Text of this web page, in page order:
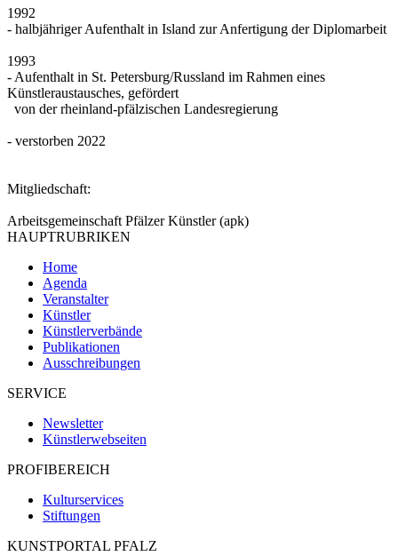
1992
- halbjähriger Aufenthalt in Island zur Anfertigung der Diplomarbeit
1993
- Aufenthalt in St. Petersburg/Russland im Rahmen eines
Künstleraustausches, gefördert
von der rheinland-pfälzischen Landesregierung
- verstorben 2022
Mitgliedschaft:
Arbeitsgemeinschaft Pfälzer Künstler (apk)
HAUPTRUBRIKEN
Home
Agenda
Veranstalter
Künstler
Künstlerverbände
Publikationen
Ausschreibungen
SERVICE
Newsletter
Künstlerwebseiten
PROFIBEREICH
Kulturservices
Stiftungen
KUNSTPORTAL PFALZ